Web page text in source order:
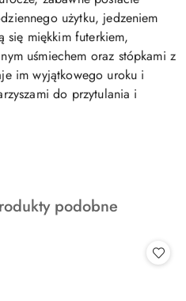
użytku, jedzeniem
się miękkim futerkiem,
uśmiechem oraz stópkami z
im wyjątkowego uroku i
do przytulania i
podobne